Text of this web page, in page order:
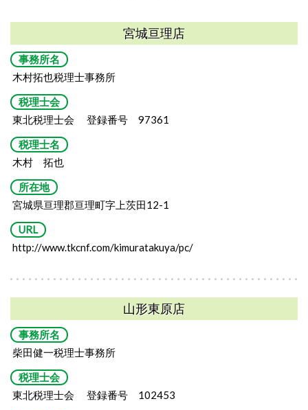
宮城亘理店
事務所名
木村拓也税理士事務所
税理士会
東北税理士会 登録番号 97361
税理士名
木村 拓也
所在地
宮城県亘理郡亘理町字上茨田12-1
URL
http://www.tkcnf.com/kimuratakuya/pc/
山形東原店
事務所名
柴田健一税理士事務所
税理士会
東北税理士会 登録番号 102453